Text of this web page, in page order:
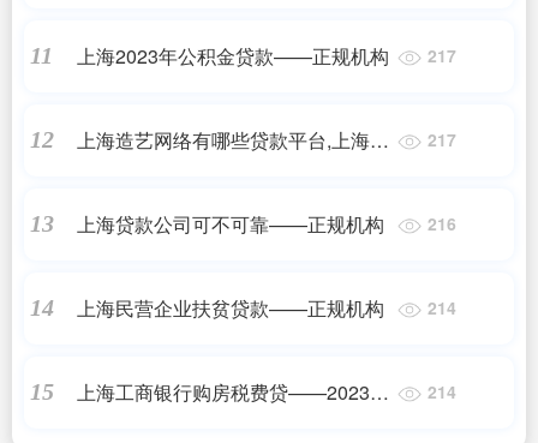
11 上海2023年公积金贷款——正规机构 217
12
上海造艺网络有哪些贷款平台,上海浦
217
13 上海贷款公司可不可靠——正规机构 216
14 上海民营企业扶贫贷款——正规机构 214
15
上海工商银行购房税费贷——2023最
214